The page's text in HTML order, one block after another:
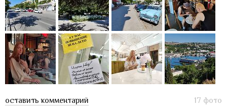
оставить комментарий 17 фото